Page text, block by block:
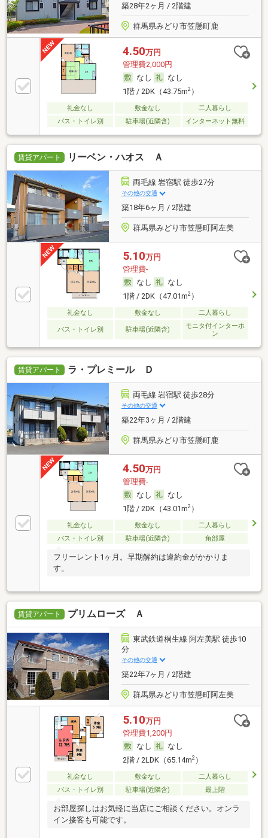
築28年2ヶ月 / 2階建
群馬県みどり市笠懸町鹿
4.50万円
管理費2,000円
なし
なし
1階 / 2DK（43.75m2）
礼金なし 敷金なし
二人暮らし
バス・トイレ別
駐車場(近隣含) インターネット無料
賃貸アパート リーベン・ハオス Ａ
両毛線 岩宿駅 徒歩27分
その他の交通
築18年6ヶ月 / 2階建
群馬県みどり市笠懸町阿左美
5.10万円
管理費-
なし
なし
1階 / 2DK（47.01m2）
礼金なし 敷金なし 二人暮らし
バス・トイレ別 駐車場(近隣含)
モニタ付インターホ
ン
賃貸アパート ラ・プレミール Ｄ
両毛線 岩宿駅 徒歩28分
その他の交通
築22年3ヶ月 / 2階建
群馬県みどり市笠懸町鹿
4.50万円
管理費-
なし
なし
1階 / 2DK（43.01m2）
礼金なし 敷金なし
二人暮らし
バス・トイレ別
駐車場(近隣含) 角部屋
フリーレント1ヶ月。早期解約は違約金がかかりま
す。
賃貸アパート プリムローズ Ａ
東武鉄道桐生線 阿左美駅 徒歩10
分
その他の交通
築22年7ヶ月 / 2階建
群馬県みどり市笠懸町阿左美
5.10万円
管理費1,200円
なし
なし
2階 / 2LDK（65.14m2）
礼金なし 敷金なし
二人暮らし
バス・トイレ別
駐車場(近隣含) 最上階
お部屋探しはお気軽に当店にご相談ください。オンラ
イン接客も可能です。